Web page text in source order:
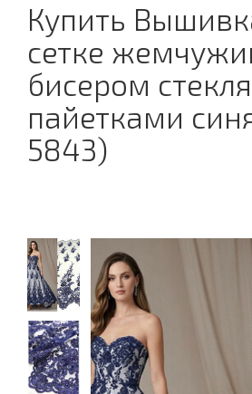
Купить
сетке
бисером
пайетками
5843)